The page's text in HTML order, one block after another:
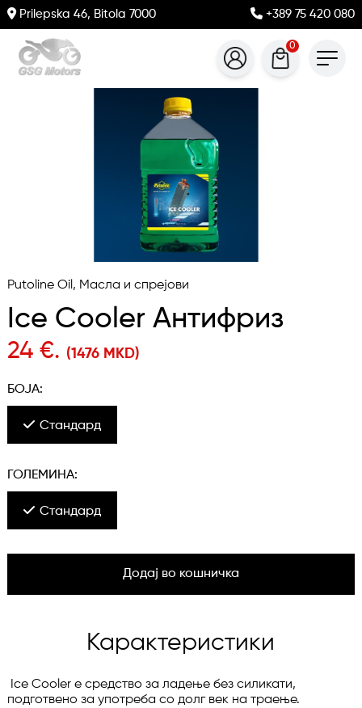
Prilepska 46, Bitola 7000 +389 75 420 080
0
Putoline Oil, Масла и спрејови
Ice Cooler Антифриз
24 €. (1476 MKD)
БОЈА:
Стандард
ГОЛЕМИНА:
Стандард
Додај во кошничка
Карактеристики
Ice Cooler е средство за ладење без силикати,
подготвено за употреба со долг век на траење.